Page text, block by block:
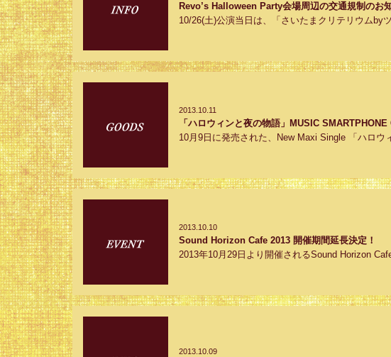
Revo’s Halloween Party会場周辺の交通規制のお
10/26(土)公演当日は、「さいたまクリテリウムby
2013.10.11
「ハロウィンと夜の物語」MUSIC
10月9日に発売された、New Maxi Single 「ハロ
2013.10.10
Sound Horizon Cafe 2013 開催期間延長決定！
2013年10月29日より開催されるSound Horizon
2013.10.09